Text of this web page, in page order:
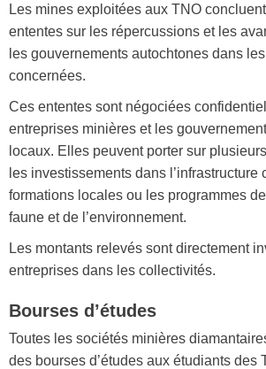
Les mines exploitées aux TNO
ententes sur les répercussions et les
les gouvernements autochtones dans
concernées.
Ces ententes sont négociées
entreprises minières et les
locaux. Elles peuvent porter sur
les investissements dans l’infrastructure
formations locales ou les programmes
faune et de l’environnement.
Les montants relevés sont directement
entreprises dans les collectivités.
Bourses d’études
Toutes les sociétés minières
des bourses d’études aux étudiants des